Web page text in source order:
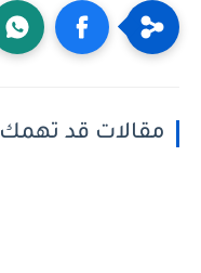
مقالات قد تهمك